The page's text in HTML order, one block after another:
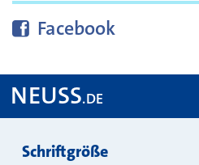
Diese Seite bei
Facebook
NEUSS.DE
Darstellung
Schriftgröße